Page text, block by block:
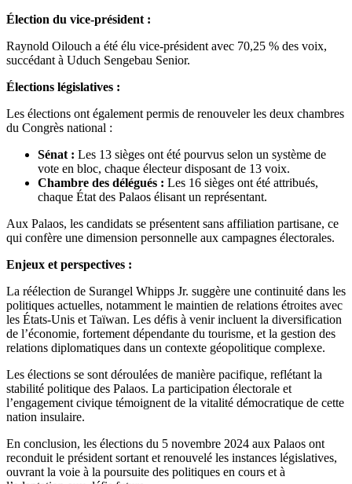
Élection du vice-président :
Raynold Oilouch a été élu vice-président avec 70,25 % des voix,
succédant à Uduch Sengebau Senior.
Élections législatives :
Les élections ont également permis de renouveler les deux chambres
du Congrès national :
Sénat : Les 13 sièges ont été pourvus selon un système de
vote en bloc, chaque électeur disposant de 13 voix.
Chambre des délégués : Les 16 sièges ont été attribués,
chaque État des Palaos élisant un représentant.
Aux Palaos, les candidats se présentent sans affiliation partisane, ce
qui confère une dimension personnelle aux campagnes électorales.
Enjeux et perspectives :
La réélection de Surangel Whipps Jr. suggère une continuité dans les
politiques actuelles, notamment le maintien de relations étroites avec
les États-Unis et Taïwan. Les défis à venir incluent la diversification
de l’économie, fortement dépendante du tourisme, et la gestion des
relations diplomatiques dans un contexte géopolitique complexe.
Les élections se sont déroulées de manière pacifique, reflétant la
stabilité politique des Palaos. La participation électorale et
l’engagement civique témoignent de la vitalité démocratique de cette
nation insulaire.
En conclusion, les élections du 5 novembre 2024 aux Palaos ont
reconduit le président sortant et renouvelé les instances législatives,
ouvrant la voie à la poursuite des politiques en cours et à